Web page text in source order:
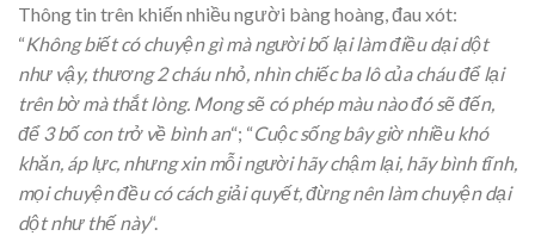
Thông tin trên khiến nhiều người bàng hoàng, đau xót:
“Không biết có chuyện gì mà người bố lại làm điều dại dột
như vậy, thương 2 cháu nhỏ, nhìn chiếc ba lô của cháu để lại
trên bờ mà thắt lòng. Mong sẽ có phép màu nào đó sẽ đến,
để 3 bố con trở về bình an“; “Cuộc sống bây giờ nhiều khó
khăn, áp lực, nhưng xin mỗi người hãy chậm lại, hãy bình tĩnh,
mọi chuyện đều có cách giải quyết, đừng nên làm chuyện dại
dột như thế này“.